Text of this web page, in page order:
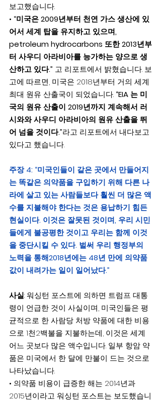
보고했습니다.
• “미국은 2009년부터 천연 가스 생산에 있
어서 세계 탑을 유지하고 있으며,
petroleum hydrocarbons 또한 2013년부
터 사우디 아라비아를 능가하는 양으로 생
산하고 있다.” 고 리포트에서 밝혔습니다. 보
고에 따르면, 미국은 2018년부터 거의 세계
최대 원유 산출국이 되었습니다. “EIA 는 미
국의 원유 산출이 2019년까지 계속해서 러
시와와 사우디 아라비아의 원유 산출을 뛰
어 넘을 것이다.”라고 리포트에서 내다보고
있다고 했습니다.
주장 4: “미국인들이 같은 곳에서 만들어지
는 똑같은 의약품을 구입하기 위해 다른 나
라에 살고 있는 사람들보다 훨씬 더 많은 액
수를 지불해야 한다는 것은 용납하기 힘든
현실이다. 이것은 잘못된 것이며, 우리 시민
들에게 불공평한 것이고 우리는 함께 이것
을 중단시킬 수 있다. 벌써 우리 행정부의
노력을 통해2018년에는 48년 만에 의약품
값이 내려가는 일이 일어났다.”
사실: 워싱턴 포스트에 의하면 트럼프 대통
령이 언급한 것이 사실이며, 미국인들은 평
균적으로 한 사람당 처방 약품에 대한 비용
으로 1천2백불을 지불하는데, 이것은 세계
어느 곳보다 많은 액수입니다. 일부 항암 약
품은 미국에서 한 달에 만불이 드는 것으로
나타났습니다.
• 의약품 비용이 급증한 해는 2014년과
2015년이라고 워싱턴 포스트는 보도했습니